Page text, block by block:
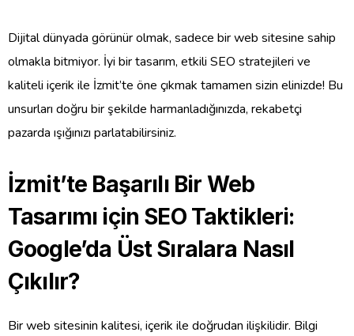
Dijital dünyada görünür olmak, sadece bir web sitesine sahip
olmakla bitmiyor. İyi bir tasarım, etkili SEO stratejileri ve
kaliteli içerik ile İzmit’te öne çıkmak tamamen sizin elinizde! Bu
unsurları doğru bir şekilde harmanladığınızda, rekabetçi
pazarda ışığınızı parlatabilirsiniz.
İzmit’te Başarılı Bir Web
Tasarımı için SEO Taktikleri:
Google’da Üst Sıralara Nasıl
Çıkılır?
Bir web sitesinin kalitesi, içerik ile doğrudan ilişkilidir. Bilgi